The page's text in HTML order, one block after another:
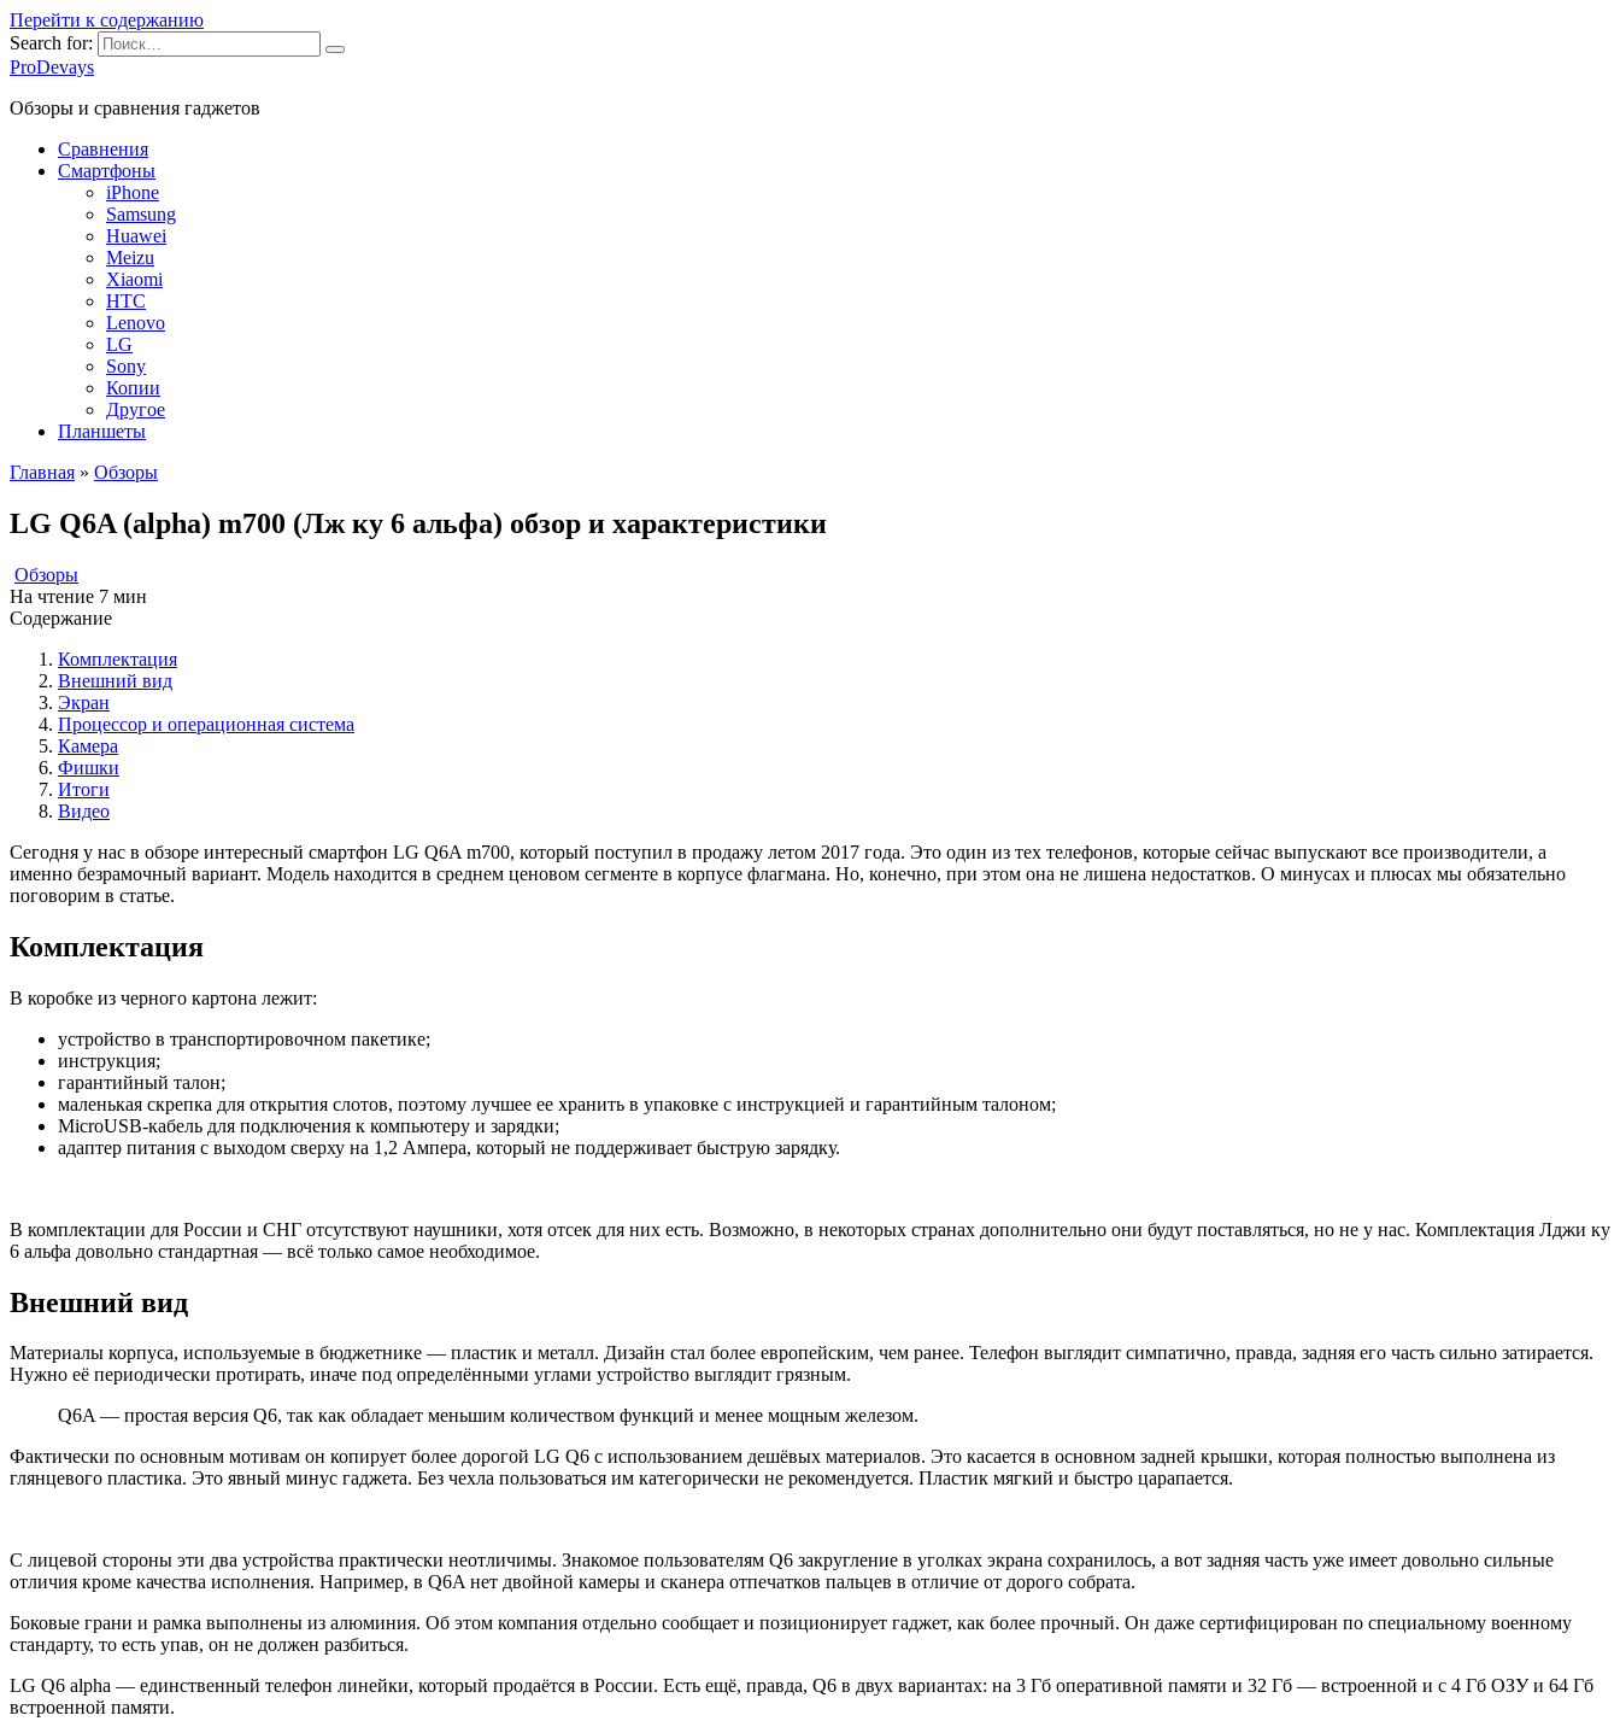
Перейти к содержанию
Search for:
ProDevays
Обзоры и сравнения гаджетов
Сравнения
Смартфоны
iPhone
Samsung
Huawei
Meizu
Xiaomi
HTC
Lenovo
LG
Sony
Копии
Другое
Планшеты
Главная » Обзоры
LG Q6A (alpha) m700 (Лж ку 6 альфа) обзор и характеристики
Обзоры
На чтение 7 мин
Содержание
Комплектация
Внешний вид
Экран
Процессор и операционная система
Камера
Фишки
Итоги
Видео
Сегодня у нас в обзоре интересный смартфон LG Q6A m700, который поступил в продажу летом 2017 года. Это один из тех телефонов, которые сейчас выпускают все производители, а
именно безрамочный вариант. Модель находится в среднем ценовом сегменте в корпусе флагмана. Но, конечно, при этом она не лишена недостатков. О минусах и плюсах мы обязательно
поговорим в статье.
Комплектация
В коробке из черного картона лежит:
устройство в транспортировочном пакетике;
инструкция;
гарантийный талон;
маленькая скрепка для открытия слотов, поэтому лучшее ее хранить в упаковке с инструкцией и гарантийным талоном;
MicroUSB-кабель для подключения к компьютеру и зарядки;
адаптер питания с выходом сверху на 1,2 Ампера, который не поддерживает быструю зарядку.
В комплектации для России и СНГ отсутствуют наушники, хотя отсек для них есть. Возможно, в некоторых странах дополнительно они будут поставляться, но не у нас. Комплектация Лджи ку
6 альфа довольно стандартная — всё только самое необходимое.
Внешний вид
Материалы корпуса, используемые в бюджетнике — пластик и металл. Дизайн стал более европейским, чем ранее. Телефон выглядит симпатично, правда, задняя его часть сильно затирается.
Нужно её периодически протирать, иначе под определёнными углами устройство выглядит грязным.
Q6A — простая версия Q6, так как обладает меньшим количеством функций и менее мощным железом.
Фактически по основным мотивам он копирует более дорогой LG Q6 с использованием дешёвых материалов. Это касается в основном задней крышки, которая полностью выполнена из
глянцевого пластика. Это явный минус гаджета. Без чехла пользоваться им категорически не рекомендуется. Пластик мягкий и быстро царапается.
С лицевой стороны эти два устройства практически неотличимы. Знакомое пользователям Q6 закругление в уголках экрана сохранилось, а вот задняя часть уже имеет довольно сильные
отличия кроме качества исполнения. Например, в Q6A нет двойной камеры и сканера отпечатков пальцев в отличие от дорого собрата.
Боковые грани и рамка выполнены из алюминия. Об этом компания отдельно сообщает и позиционирует гаджет, как более прочный. Он даже сертифицирован по специальному военному
стандарту, то есть упав, он не должен разбиться.
LG Q6 alpha — единственный телефон линейки, который продаётся в России. Есть ещё, правда, Q6 в двух вариантах: на 3 Гб оперативной памяти и 32 Гб — встроенной и с 4 Гб ОЗУ и 64 Гб
встроенной памяти.